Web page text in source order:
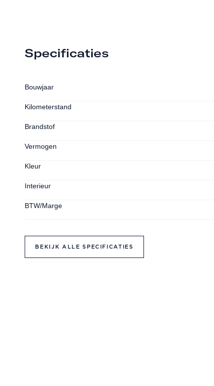
Specificaties
Bouwjaar
Kilometerstand
Brandstof
Vermogen
Kleur
Interieur
BTW/Marge
BEKIJK ALLE SPECIFICATIES